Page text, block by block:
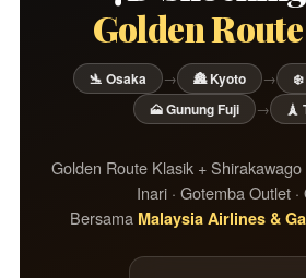
Golden
🛬 Osaka → 🏯 Kyoto → ❄️
🗻 Gunung Fuji → 🗼
Golden Route Klasik + Shirakawago
Inari · Gotemba Outlet ·
Bersama Malaysia Airlines &